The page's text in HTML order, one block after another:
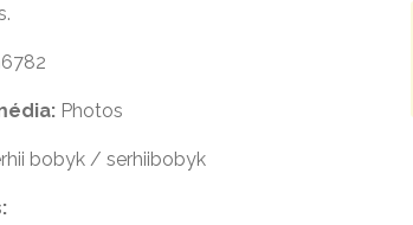
Photos
bobyk / serhiibobyk